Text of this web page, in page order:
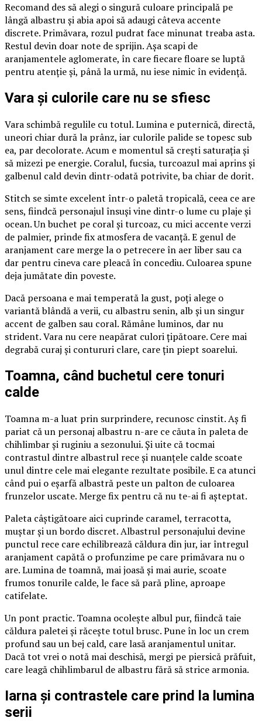
Recomand des să alegi o singură culoare principală pe
lângă albastru și abia apoi să adaugi câteva accente
discrete. Primăvara, rozul pudrat face minunat treaba asta.
Restul devin doar note de sprijin. Așa scapi de
aranjamentele aglomerate, în care fiecare floare se luptă
pentru atenție și, până la urmă, nu iese nimic în evidență.
Vara și culorile care nu se sfiesc
Vara schimbă regulile cu totul. Lumina e puternică, directă,
uneori chiar dură la prânz, iar culorile palide se topesc sub
ea, par decolorate. Acum e momentul să crești saturația și
să mizezi pe energie. Coralul, fucsia, turcoazul mai aprins și
galbenul cald devin dintr-odată potrivite, ba chiar de dorit.
Stitch se simte excelent într-o paletă tropicală, ceea ce are
sens, fiindcă personajul însuși vine dintr-o lume cu plaje și
ocean. Un buchet pe coral și turcoaz, cu mici accente verzi
de palmier, prinde fix atmosfera de vacanță. E genul de
aranjament care merge la o petrecere în aer liber sau ca
dar pentru cineva care pleacă în concediu. Culoarea spune
deja jumătate din poveste.
Dacă persoana e mai temperată la gust, poți alege o
variantă blândă a verii, cu albastru senin, alb și un singur
accent de galben sau coral. Rămâne luminos, dar nu
strident. Vara nu cere neapărat culori țipătoare. Cere mai
degrabă curaj și contururi clare, care țin piept soarelui.
Toamna, când buchetul cere tonuri
calde
Toamna m-a luat prin surprindere, recunosc cinstit. Aș fi
pariat că un personaj albastru n-are ce căuta în paleta de
chihlimbar și ruginiu a sezonului. Și uite că tocmai
contrastul dintre albastrul rece și nuanțele calde scoate
unul dintre cele mai elegante rezultate posibile. E ca atunci
când pui o eșarfă albastră peste un palton de culoarea
frunzelor uscate. Merge fix pentru că nu te-ai fi așteptat.
Paleta câștigătoare aici cuprinde caramel, terracotta,
muștar și un bordo discret. Albastrul personajului devine
punctul rece care echilibrează căldura din jur, iar întregul
aranjament capătă o profunzime pe care primăvara nu o
are. Lumina de toamnă, mai joasă și mai aurie, scoate
frumos tonurile calde, le face să pară pline, aproape
catifelate.
Un pont practic. Toamna ocolește albul pur, fiindcă taie
căldura paletei și răcește totul brusc. Pune în loc un crem
profund sau un bej cald, care lasă aranjamentul unitar.
Dacă tot vrei o notă mai deschisă, mergi pe piersică prăfuit,
care leagă chihlimbarul de albastru fără să strice armonia.
Iarna și contrastele care prind la lumina
serii